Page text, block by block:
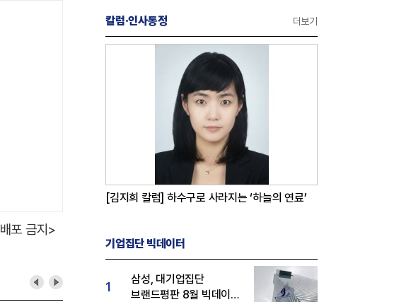
포 금지>
칼럼·인사동정 더보기
[김지희 칼럼] 하수구로 사라지는 ‘하늘의 연료’
기업집단 빅데이터
1
삼성, 대기업집단
브랜드평판 8월 빅데이터